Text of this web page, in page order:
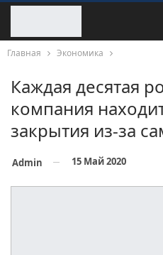
Главная Экономика
Каждая десятая
компания
закрытия из-за
Admin 15 Май 2020